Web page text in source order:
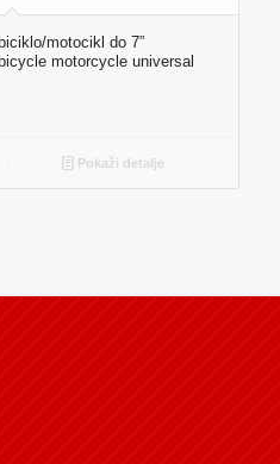
motocikl do 7”
motorcycle universal
Pokaži detalje